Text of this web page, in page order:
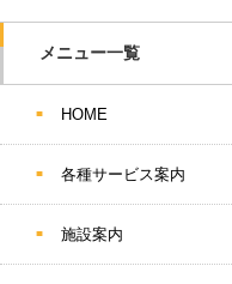
メニュー一覧
HOME
各種サービス案内
施設案内